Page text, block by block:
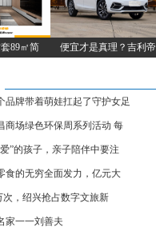
89㎡简 便宜才是真理？吉利帝
品牌带着萌娃扛起了守护女足
商场绿色环保周系列活动 每
”的孩子，亲子陪伴中要注
食的无穷全面发力，亿元大
次，绍兴抢占数字文旅新
家一一刘善夫